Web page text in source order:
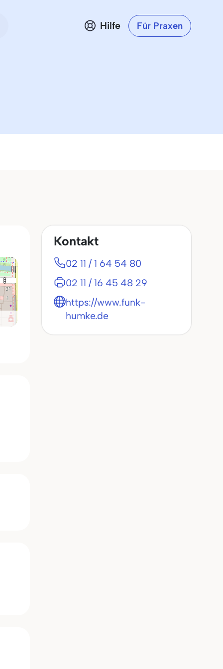
Hilfe Für Praxen
Kontakt
02 11 / 1 64 54 80
02 11 / 16 45 48 29
https://www.funk-
humke.de